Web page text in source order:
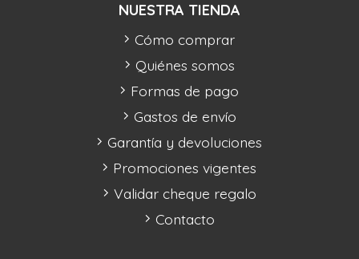
NUESTRA TIENDA
Cómo comprar
Quiénes somos
Formas de pago
Gastos de envío
Garantía y devoluciones
Promociones vigentes
Validar cheque regalo
Contacto